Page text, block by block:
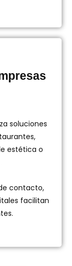
soluciones
estética o
contacto,
facilitan